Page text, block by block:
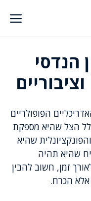
הנדסי
הפופולריים
הצל שהיא מספקת
שהיא
שהיא תהיה
זמן, חשוב להבין
אלא הכרח.